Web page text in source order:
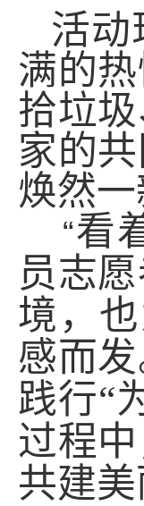
活动
满的
拾垃
家的
焕然
“看
员志
境，
感而
践行“
过程
共建